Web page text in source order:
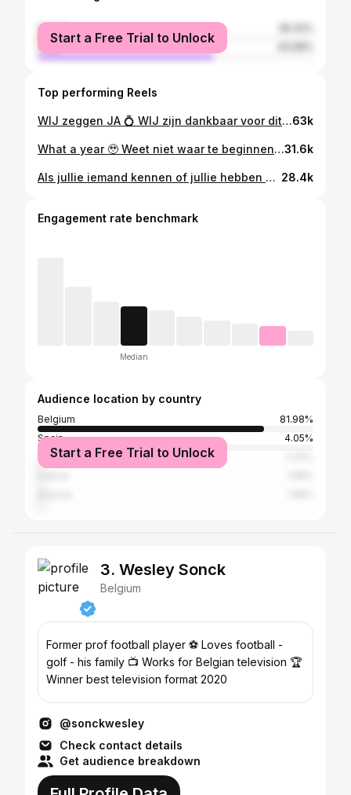
female
male
Start a Free Trial to Unlock
Top performing Reels
WIJ zeggen JA 💍 WIJ zijn dankbaar voor dit mooie avontuur en de nieuwe vriendschappen! WIJ wensen iedereen fijne feestdagen en een gezond en gelukkig 2026!!! Lieve groetjes, Maïté en Ian 🥰 Bailey en de knertjes 😉63k
What a year 🥹 Weet niet waar te beginnen… wat een rollercoaster aan emoties! Ik heb gelachen, gehuild, nieuwe mensen leren kennen,… maar vooral genoten! Genoten van het mooie avontuur waarin ik de kans kreeg zoveel bij te leren over mezelf en dat is goud waard! ZO DANKBAAR voor de mooie avonturen! ZO DANKBAAR voor de nieuwe vriendschappen! ZO DANKBAAR voor alles in 2025 en helemaal klaar voor 2026! Here wee gooo!!! Dikke kus en een gelukkig en gezond nieuwjaar! 🫶🏼🫶🏼🫶🏼31.6k
Als jullie iemand kennen of jullie hebben zelf een (huur) appartement. Stuur ons gerust een berichtje of deel deze post! Zie hier de criteria nog eens op een rijtje: -Antwerpen -minstens 100m2 -minstens 2 slaapkamers -ruim terras of een tuintje -waarin Bailey (hondje) is toegestaan Bedankt en wie weet tot snel 😉🙏🏻🏡 28.4k
Engagement rate benchmark
Median
Audience location by country
Belgium
81.98%
Spain
4.05%
The Netherlands
Start a Free Trial to Unlock
3. Wesley Sonck
Belgium
Former prof football player ⚽️ Loves football -
golf - his family 📺 Works for Belgian television 🏆
Winner best television format 2020
@sonckwesley
Check contact details
Get audience breakdown